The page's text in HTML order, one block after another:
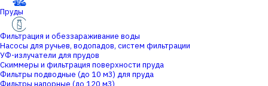
Пруды
Фильтрация и обеззараживание воды
Насосы для ручьев, водопадов, систем фильтрации
УФ-излучатели для прудов
Скиммеры и фильтрация поверхности пруда
Фильтры подводные (до 10 м3) для пруда
Фильтры напорные (до 120 м3)